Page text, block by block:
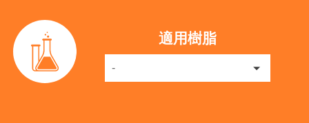
適用樹脂
-